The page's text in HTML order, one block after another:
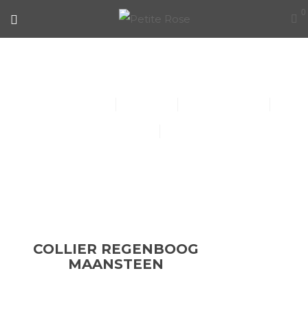
0
COLLIER REGENBOOG
MAANSTEEN